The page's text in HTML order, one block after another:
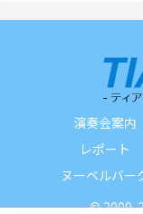
演奏会案内
レポート
ヌーベルバー
© 2009-